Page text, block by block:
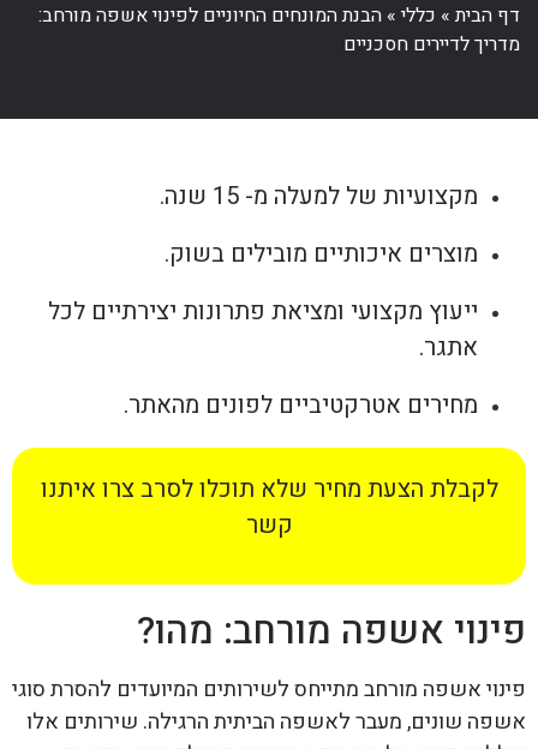
דף הבית» כללי» הבנת המונחים החיוניים לפינוי אשפה מורחב:
מדריך לדיירים חסכניים
מקצועיות של למעלה מ- 15 שנה.
מוצרים איכותיים מובילים בשוק.
ייעוץ מקצועי ומציאת פתרונות יצירתיים לכל
אתגר.
מחירים אטרקטיביים לפונים מהאתר.
לקבלת הצעת מחיר שלא תוכלו לסרב צרו איתנו
קשר
פינוי אשפה מורחב: מהו?
פינוי אשפה מורחב מתייחס לשירותים המיועדים להסרת סוגי
אשפה שונים, מעבר לאשפה הביתית הרגילה. שירותים אלו